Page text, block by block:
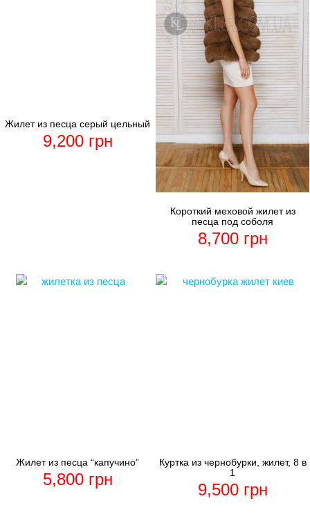
Короткий меховой жилет из
песца под соболя
8,700 грн
Жилет из песца серый цельный
9,200 грн
Куртка из чернобурки, жилет, 8 в
1
9,500 грн
Жилет из песца “капучино”
5,800 грн